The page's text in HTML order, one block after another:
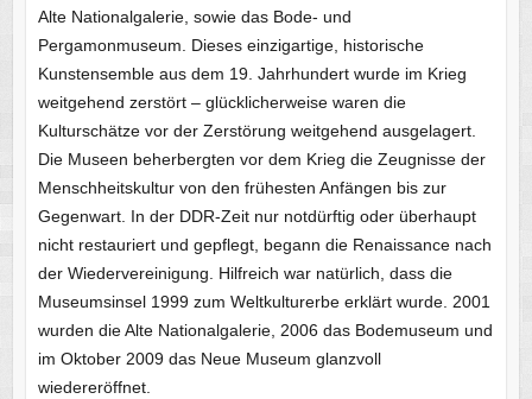
Alte Nationalgalerie, sowie das Bode- und
Pergamonmuseum. Dieses einzigartige, historische
Kunstensemble aus dem 19. Jahrhundert wurde im Krieg
weitgehend zerstört – glücklicherweise waren die
Kulturschätze vor der Zerstörung weitgehend ausgelagert.
Die Museen beherbergten vor dem Krieg die Zeugnisse der
Menschheitskultur von den frühesten Anfängen bis zur
Gegenwart. In der DDR-Zeit nur notdürftig oder überhaupt
nicht restauriert und gepflegt, begann die Renaissance nach
der Wiedervereinigung. Hilfreich war natürlich, dass die
Museumsinsel 1999 zum Weltkulturerbe erklärt wurde. 2001
wurden die Alte Nationalgalerie, 2006 das Bodemuseum und
im Oktober 2009 das Neue Museum glanzvoll
wiedereröffnet.